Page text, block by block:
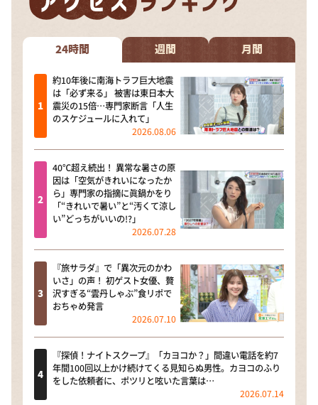
DAIGOも台所 ～きょうの献立 何にする？～
本日はダイアンなり！シーズン２
朝だ！生です旅サラダ
教えて！ニュースライブ 正義のミカタ
ＬＩＦＥ～夢のカタチ～
新婚さんいらっしゃい！
ポツンと一軒家
ザキ山小屋本館
ぺこぱのまるスポ
24時間 週間 月間
約10年後に南海トラフ巨大地震
は「必ず来る」 被害は東日本大
震災の15倍…専門家断言「人生
のスケジュールに入れて」
2026.08.06
40℃超え続出！ 異常な暑さの原
因は「空気がきれいになったか
ら」専門家の指摘に眞鍋かをり
「“きれいで暑い”と“汚くて涼し
い”どっちがいいの!?」
2026.07.28
『旅サラダ』で「異次元のかわ
いさ」の声！ 初ゲスト女優、贅
沢すぎる“雲丹しゃぶ”食リポで
おちゃめ発言
2026.07.10
『探偵！ナイトスクープ』「カヨコか？」間違い電話を約7
年間100回以上かけ続けてくる見知らぬ男性。カヨコのふり
をした依頼者に、ポツリと呟いた言葉は…
2026.07.14